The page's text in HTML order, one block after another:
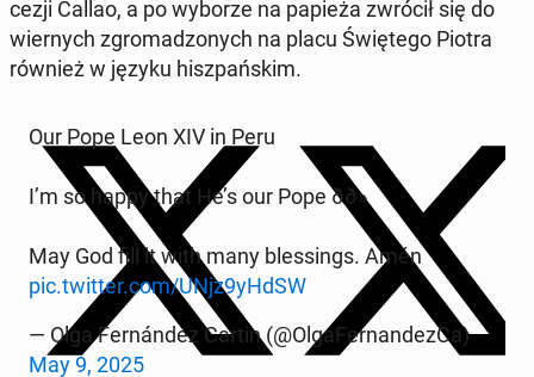
ce­zji Callao, a po wyborze na papieża zwrócił się do
wier­nych zgro­ma­dzo­nych na placu Świę­te­go Piotra
również w języku hisz­pań­skim.
Our Pope Leon XIV in Peru
I’m so happy that He’s our Pope ðð»
May God fill it with many bles­sings. Amén
pic.twitter.com/UNjz9yHdSW
— Olga Fer­nán­dez Cartin (@Ol­ga­Fer­nan­dez­Ca)
May 9, 2025